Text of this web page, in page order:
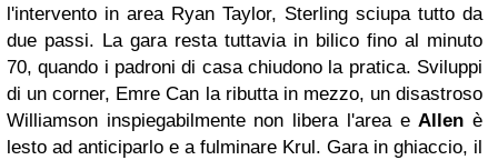
l'intervento in area Ryan Taylor, Sterling sciupa tutto da
due passi. La gara resta tuttavia in bilico fino al minuto
70, quando i padroni di casa chiudono la pratica. Sviluppi
di un corner, Emre Can la ributta in mezzo, un disastroso
Williamson inspiegabilmente non libera l'area eAllen è
lesto ad anticiparlo e a fulminare Krul. Gara in ghiaccio, il